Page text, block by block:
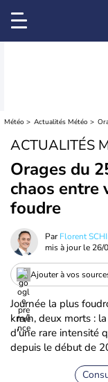
Météo Actualités Météo
ACTUALITÉS
Orages du
chaos entre
foudre
ParFlorent
mis à jour le 26/
Ajouter à vos
Journée la plus
km/h, deux morts :
d'une rare intensité
depuis le début de